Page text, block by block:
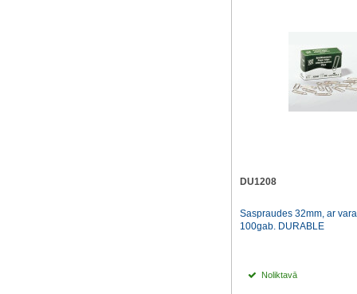
DU1208
Saspraudes 32mm, ar
100gab. DURABLE
Noliktavā